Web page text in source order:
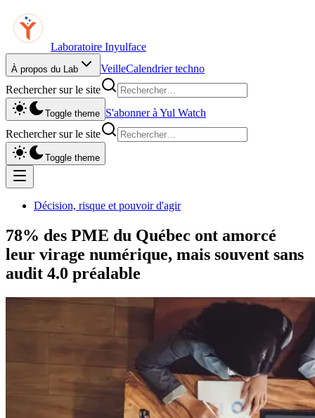
Laboratoire Inyulface
À propos du Lab VeilleCalendrier techno
Rechercher sur le site
Toggle theme S'abonner à Yul Watch
Rechercher sur le site
Toggle theme
Décision, risque et pouvoir d'agir
78% des PME du Québec ont amorcé
leur virage numérique, mais souvent sans
audit 4.0 préalable